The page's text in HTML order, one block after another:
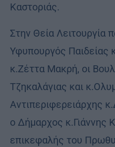
Καστοριάς.
Στην Θεία Λειτουργία
Υφυπουργός Παιδείας
κ.Ζέττα Μακρή, οι
Τζηκαλάγιας και
Αντιπεριφερειάρχης
ο Δήμαρχος κ.Γιάννης
επικεφαλής του